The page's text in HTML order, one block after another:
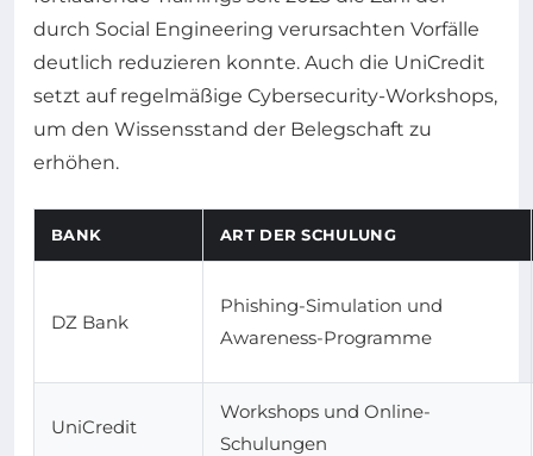
durch Social Engineering verursachten Vorfälle
deutlich reduzieren konnte. Auch die UniCredit
setzt auf regelmäßige Cybersecurity-Workshops,
um den Wissensstand der Belegschaft zu
erhöhen.
BANK ART DER SCHULUNG
DZ Bank
Phishing-Simulation und
Awareness-Programme
UniCredit
Workshops und Online-
Schulungen